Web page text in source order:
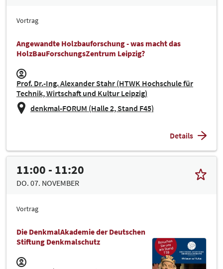
Vortrag
Angewandte Holzbauforschung - was macht das
HolzBauForschungsZentrum Leipzig?
Prof. Dr.-Ing. Alexander Stahr (HTWK Hochschule für
Technik, Wirtschaft und Kultur Leipzig)
denkmal-FORUM (Halle 2, Stand F45)
Details
11:00 - 11:20
DO. 07. NOVEMBER
Vortrag
Die DenkmalAkademie der Deutschen
Stiftung Denkmalschutz